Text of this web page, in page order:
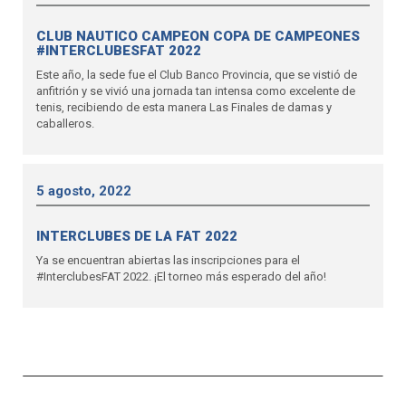
CLUB NAUTICO CAMPEON COPA DE CAMPEONES
#INTERCLUBESFAT 2022
Este año, la sede fue el Club Banco Provincia, que se vistió de
anfitrión y se vivió una jornada tan intensa como excelente de
tenis, recibiendo de esta manera Las Finales de damas y
caballeros.
5 agosto, 2022
INTERCLUBES DE LA FAT 2022
Ya se encuentran abiertas las inscripciones para el
#InterclubesFAT 2022. ¡El torneo más esperado del año!